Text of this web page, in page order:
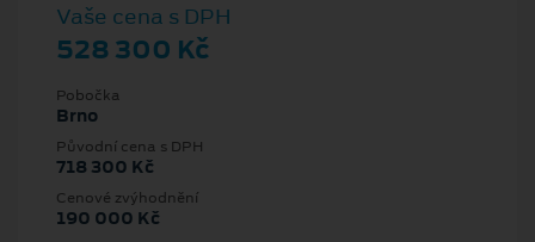
Vaše cena s DPH
528 300 Kč
Pobočka
Brno
Původní cena s DPH
718 300 Kč
Cenové zvýhodnění
190 000 Kč